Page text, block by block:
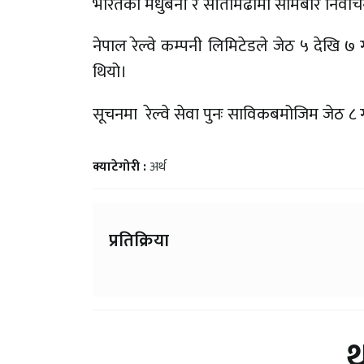
नेपाल रेल्वे कम्पनी लिमिटेडले जेठ ५ देखि ७
थियो।
सूचनमा रेल्वे सेवा पुनः साविकबमोजिम जेठ ८
क्याटेगोरी :अर्थ
प्रतिक्रिया